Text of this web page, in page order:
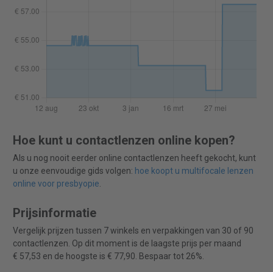
Hoe kunt u contactlenzen online kopen?
Als u nog nooit eerder online contactlenzen heeft gekocht, kunt
u onze eenvoudige gids volgen: hoe koopt u multifocale lenzen
online voor presbyopie.
Prijsinformatie
Vergelijk prijzen tussen 7 winkels en verpakkingen van 30 of 90
contactlenzen. Op dit moment is de laagste prijs per maand
€ 57,53 en de hoogste is € 77,90. Bespaar tot 26%.